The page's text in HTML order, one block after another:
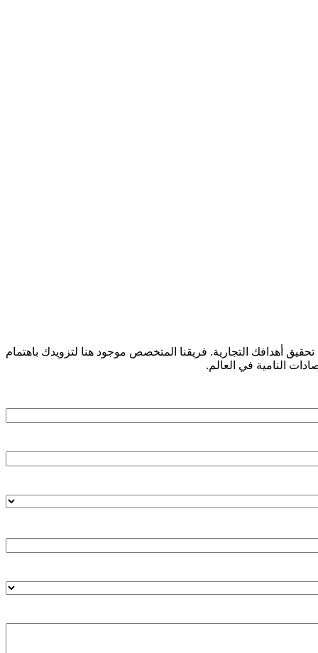
أهدافك التجارية. فريقنا المتخصص موجود هنا لتزويدك باهتمام
النامية في العالم.